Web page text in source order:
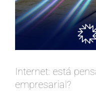
Internet: está
empresarial?